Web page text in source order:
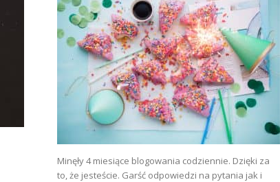
Minęły 4 miesiące blogowania codziennie. Dzięki za
to, że jesteście. Garść odpowiedzi na pytania jak i